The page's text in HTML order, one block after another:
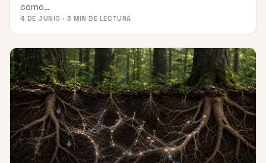
como…
4 DE JUNIO · 5 MIN DE LECTURA